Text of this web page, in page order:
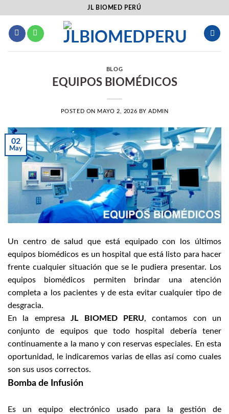
contenido
JL BIOMED PERÚ
BLOG
EQUIPOS BIOMÉDICOS
POSTED ON MAYO 2, 2026 BYADMIN
02
May
Un centro de salud que está equipado con los últimos
equipos biomédicos es un hospital que está listo para hacer
frente cualquier situación que se le pudiera presentar. Los
equipos biomédicos permiten brindar una atención
completa a los pacientes y de esta evitar cualquier tipo de
desgracia.
En la empresaJL BIOMED PERU, contamos con un
conjunto de equipos que todo hospital debería tener
continuamente a la mano y con reservas especiales. En esta
oportunidad, le indicaremos varias de ellas así como cuales
son sus usos correctos.
Bomba de Infusión
Es un equipo electrónico usado para la gestión de